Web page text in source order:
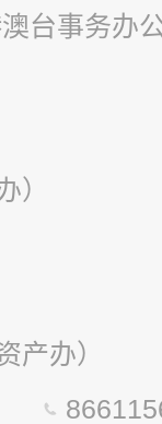
台事务办
）
产办）